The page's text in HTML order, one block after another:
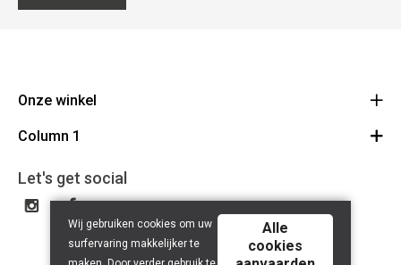
Onze winkel
Mallebergplaats 13 - 8000 Brugge
050/33 25 75
BE 0648.822.409
Column 1
Cadeaubon
Let's get social
Wij gebruiken cookies om uw
surfervaring makkelijker te
Alle
cookies